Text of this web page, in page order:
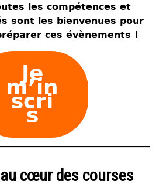
les compétences et
sont les bienvenues pour
ces évènements !
Je
m’in
scri
s
cœur des courses